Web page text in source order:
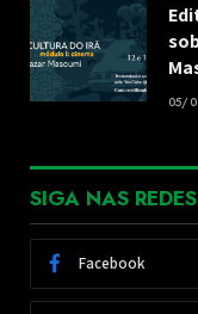
05/
SIGA NAS
Facebook